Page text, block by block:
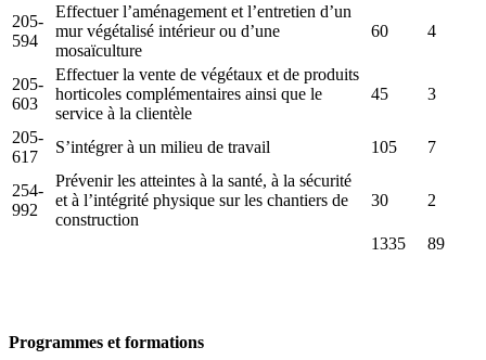
205-
594
Effectuer l’aménagement et l’entretien d’un
mur végétalisé intérieur ou d’une
mosaïculture
60 4
205-
603
Effectuer la vente de végétaux et de produits
horticoles complémentaires ainsi que le
service à la clientèle
45 3
205-
617
S’intégrer à un milieu de travail 105 7
254-
992
Prévenir les atteintes à la santé, à la sécurité
et à l’intégrité physique sur les chantiers de
construction
30 2
1335 89
Programmes et formations